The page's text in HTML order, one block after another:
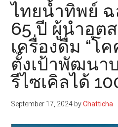
ไทยน้ำทิพย์
65 ปี ผู้นำอุต
เครื่องดื่ม “โ
ตั้งเป้าพัฒนา
รีไซเคิลได้
September 17, 2024 byChatticha